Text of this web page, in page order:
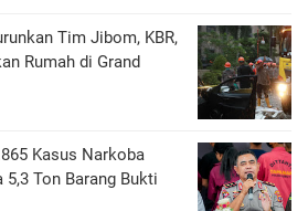
Tim Jibom, KBR,
Rumah di Grand
Kasus Narkoba
Ton Barang Bukti